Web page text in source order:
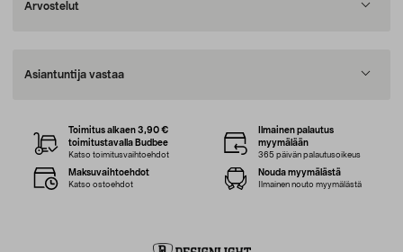
Arvostelut
Asiantuntija vastaa
Toimitus alkaen 3,90 €
toimitustavalla Budbee
Katso toimitusvaihtoehdot
Ilmainen palautus
myymälään
365 päivän palautusoikeus
Maksuvaihtoehdot
Katso ostoehdot
Nouda myymälästä
Ilmainen nouto myymälästä